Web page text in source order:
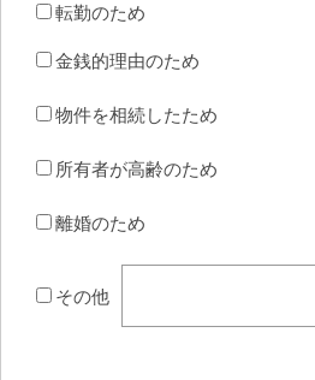
転勤のため
金銭的理由のため
物件を相続したため
所有者が高齢のため
離婚のため
その他